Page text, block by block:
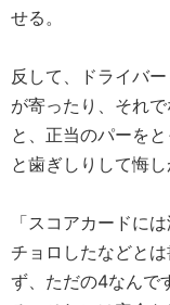
せる。
反して、ドライバ
が寄ったり、それ
と、正当のパーを
と歯ぎしりして悔
「スコアカードに
チョロしたなどと
ず、ただの4なんで